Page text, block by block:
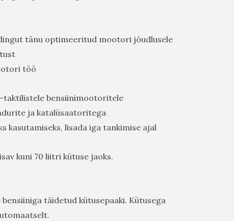
tänu optimeeritud mootori jõudlusele
töö
taktilistele bensiinimootoritele
ja katalüsaatoritega
kasutamiseks, lisada iga tankimise ajal
kuni 70 liitri kütuse jaoks.
täidetud kütusepaaki. Kütusega